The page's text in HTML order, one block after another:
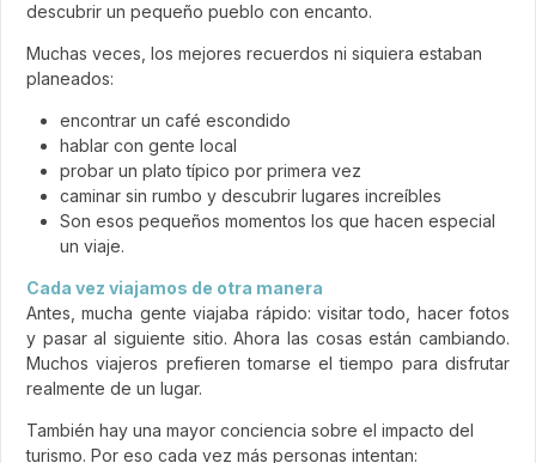
descubrir un pequeño pueblo con encanto.
Muchas veces, los mejores recuerdos ni siquiera estaban
planeados:
encontrar un café escondido
hablar con gente local
probar un plato típico por primera vez
caminar sin rumbo y descubrir lugares increíbles
Son esos pequeños momentos los que hacen especial
un viaje.
Cada vez viajamos de otra manera
Antes, mucha gente viajaba rápido: visitar todo, hacer fotos
y pasar al siguiente sitio. Ahora las cosas están cambiando.
Muchos viajeros prefieren tomarse el tiempo para disfrutar
realmente de un lugar.
También hay una mayor conciencia sobre el impacto del
turismo. Por eso cada vez más personas intentan: